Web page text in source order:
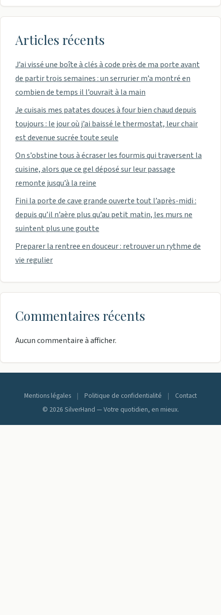
Articles récents
J’ai vissé une boîte à clés à code près de ma porte avant
de partir trois semaines : un serrurier m’a montré en
combien de temps il l’ouvrait à la main
Je cuisais mes patates douces à four bien chaud depuis
toujours : le jour où j’ai baissé le thermostat, leur chair
est devenue sucrée toute seule
On s’obstine tous à écraser les fourmis qui traversent la
cuisine, alors que ce gel déposé sur leur passage
remonte jusqu’à la reine
Fini la porte de cave grande ouverte tout l’après-midi :
depuis qu’il n’aère plus qu’au petit matin, les murs ne
suintent plus une goutte
Preparer la rentree en douceur : retrouver un rythme de
vie regulier
Commentaires récents
Aucun commentaire à afficher.
Mentions légales | Politique de confidentialité |
Contact
© 2026 SilverHand — Votre quotidien, en mieux.